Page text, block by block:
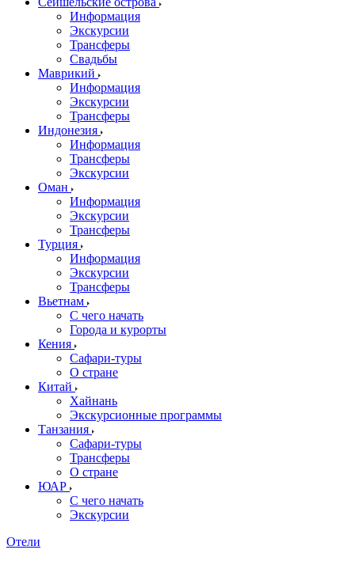
Информация
Экскурсии
Трансферы
Свадьбы
Маврикий
Информация
Экскурсии
Трансферы
Индонезия
Информация
Трансферы
Экскурсии
Оман
Информация
Экскурсии
Трансферы
Турция
Информация
Экскурсии
Трансферы
Вьетнам
С чего начать
Города и курорты
Кения
Сафари-туры
О стране
Китай
Хайнань
Экскурсионные программы
Танзания
Сафари-туры
Трансферы
О стране
ЮАР
С чего начать
Экскурсии
Отели